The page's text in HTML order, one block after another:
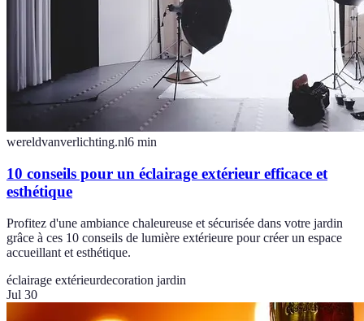
wereldvanverlichting.nl6 min
10 conseils pour un éclairage extérieur efficace et
esthétique
Profitez d'une ambiance chaleureuse et sécurisée dans votre jardin
grâce à ces 10 conseils de lumière extérieure pour créer un espace
accueillant et esthétique.
éclairage extérieurdecoration jardin
Jul 30